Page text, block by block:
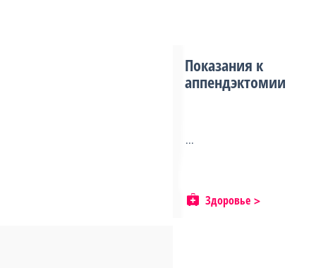
Показания к
аппендэктомии
...
Здоровье